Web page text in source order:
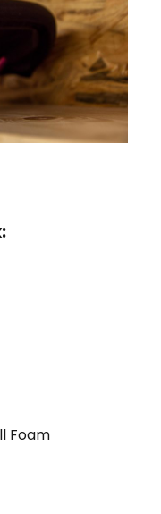
Foam